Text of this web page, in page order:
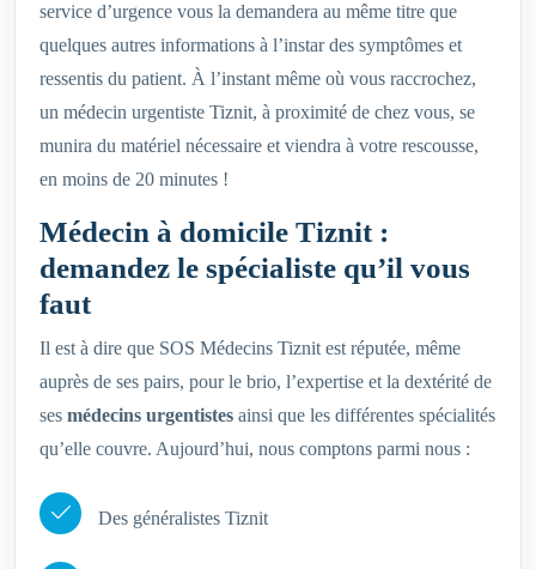
service d’urgence vous la demandera au même titre que
quelques autres informations à l’instar des symptômes et
ressentis du patient. À l’instant même où vous raccrochez,
un médecin urgentiste Tiznit, à proximité de chez vous, se
munira du matériel nécessaire et viendra à votre rescousse,
en moins de 20 minutes !
Médecin à domicile Tiznit :
demandez le spécialiste qu’il vous
faut
Il est à dire que SOS Médecins Tiznit est réputée, même
auprès de ses pairs, pour le brio, l’expertise et la dextérité de
ses médecins urgentistes ainsi que les différentes spécialités
qu’elle couvre. Aujourd’hui, nous comptons parmi nous :
Des généralistes Tiznit